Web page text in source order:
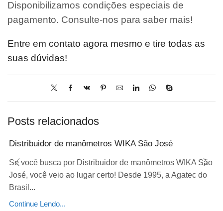
Disponibilizamos condições especiais de
pagamento. Consulte-nos para saber mais!
Entre em contato agora mesmo e tire todas as
suas dúvidas!
Posts relacionados
Distribuidor de manômetros WIKA São José
Se você busca por Distribuidor de manômetros WIKA São
José, você veio ao lugar certo! Desde 1995, a Agatec do
Brasil...
Continue Lendo...